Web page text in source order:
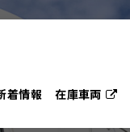
着情報 在庫車両